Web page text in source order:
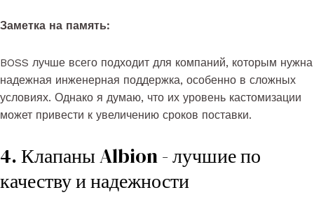
Заметка на память:
BOSS лучше всего подходит для компаний, которым нужна
надежная инженерная поддержка, особенно в сложных
условиях. Однако я думаю, что их уровень кастомизации
может привести к увеличению сроков поставки.
4. Клапаны Albion - лучшие по
качеству и надежности